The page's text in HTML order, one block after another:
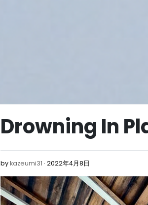
Drowning In
bykazeumi31 2022年4月8日
4
月
8